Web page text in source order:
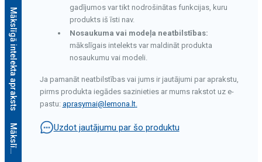
Mākslīgā intelekta apraksts
s
gadījumos var tikt nodrošinātas funkcijas, kuru
produkts iš īsti nav.
Nosaukuma vai modeļa neatbilstības:
mākslīgais intelekts var maldināt produkta
nosaukumu vai modeli.
Ja pamanāt neatbilstības vai jums ir jautājumi par aprakstu,
pirms produkta iegādes sazinieties ar mums rakstot uz e-
pastu: aprasymai@lemona.lt.
Uzdot jautājumu par šo produktu